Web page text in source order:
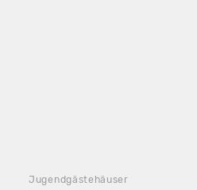
Jugendgästehäuser